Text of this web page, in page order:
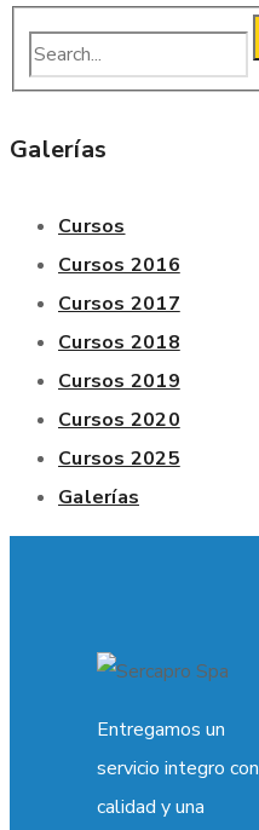
Galerías
Cursos
Cursos 2016
Cursos 2017
Cursos 2018
Cursos 2019
Cursos 2020
Cursos 2025
Galerías
Entregamos un
servicio integro con
calidad y una